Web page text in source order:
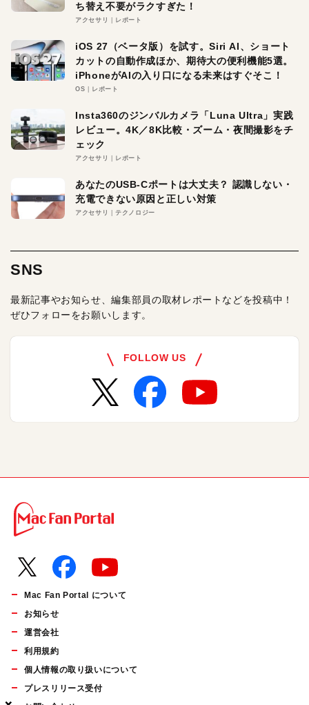
ち替え不要がラクすぎた！
アクセサリ レポート
iOS 27（ベータ版）を試す。Siri AI、ショート
カットの自動作成ほか、期待大の便利機能5選。
iPhoneがAIの入り口になる未来はすぐそこ！
OS レポート
Insta360のジンバルカメラ「Luna Ultra」実践
レビュー。4K／8K比較・ズーム・夜間撮影をチ
ェック
アクセサリ レポート
あなたのUSB-Cポートは大丈夫？ 認識しない・
充電できない原因と正しい対策
アクセサリ テクノロジー
SNS
最新記事やお知らせ、編集部員の取材レポートなどを投稿中！
ぜひフォローをお願いします。
FOLLOW US
Mac Fan Portal について
お知らせ
運営会社
利用規約
個人情報の取り扱いについて
プレスリリース受付